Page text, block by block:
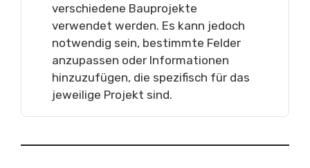
verschiedene Bauprojekte
verwendet werden. Es kann jedoch
notwendig sein, bestimmte Felder
anzupassen oder Informationen
hinzuzufügen, die spezifisch für das
jeweilige Projekt sind.